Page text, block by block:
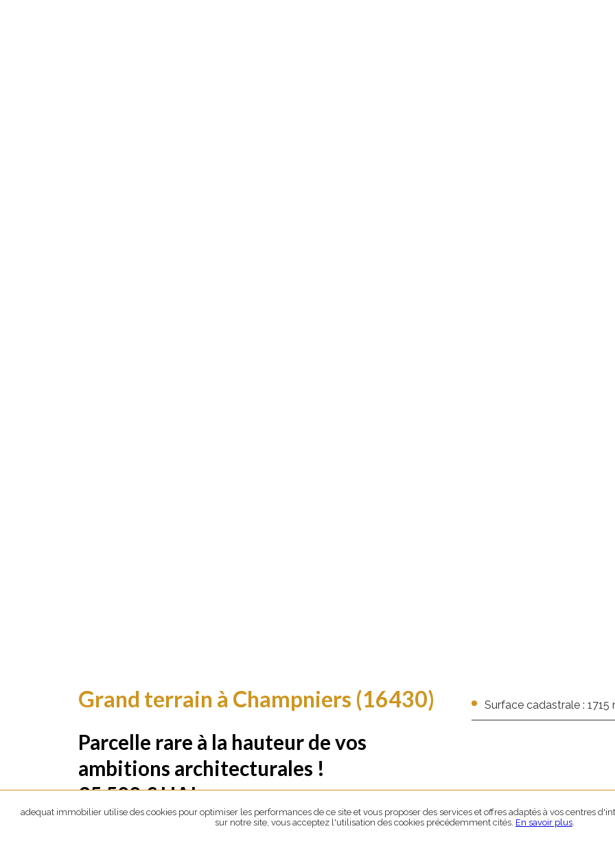
Grand terrain à Champniers (16430)
Parcelle rare à la hauteur de vos
ambitions architecturales !
95 500 € HAI
Surface cadastrale : 1715
adequat immobilier utilise des cookies pour optimiser les performances de ce site et vous proposer des services et offres adaptés à vos centres
sur notre site, vous acceptez l'utilisation des cookies précédemment cités. En savoir plus.